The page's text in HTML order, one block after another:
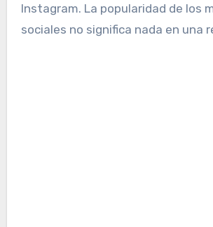
Instagram. La popularidad de los
sociales no significa nada en una